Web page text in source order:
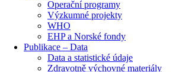
Operační programy
Výzkumné projekty
WHO
EHP a Norské fondy
Publikace – Data
Data a statistické údaje
Zdravotně výchovné materiály